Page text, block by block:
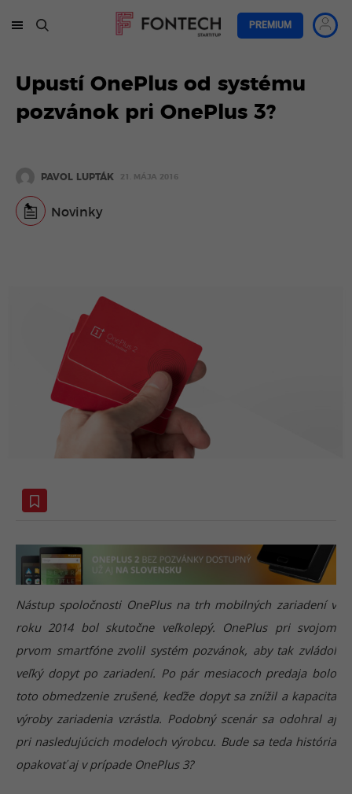
PREMIUM
Upustí OnePlus od systému
pozvánok pri OnePlus 3?
PAVOL LUPTÁK 21. MÁJA 2016
Novinky
Nástup spoločnosti OnePlus na trh mobilných zariadení v
roku 2014 bol skutočne veľkolepý. OnePlus pri svojom
prvom smartfóne zvolil systém pozvánok, aby tak zvládol
veľký dopyt po zariadení. Po pár mesiacoch predaja bolo
toto obmedzenie zrušené, keďže dopyt sa znížil a kapacita
výroby zariadenia vzrástla. Podobný scenár sa odohral aj
pri nasledujúcich modeloch výrobcu. Bude sa teda história
opakovať aj v prípade OnePlus 3?